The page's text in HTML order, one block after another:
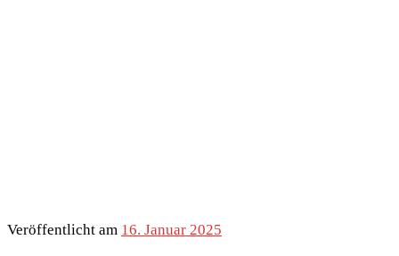
Veröffentlicht am 16. Januar 2025